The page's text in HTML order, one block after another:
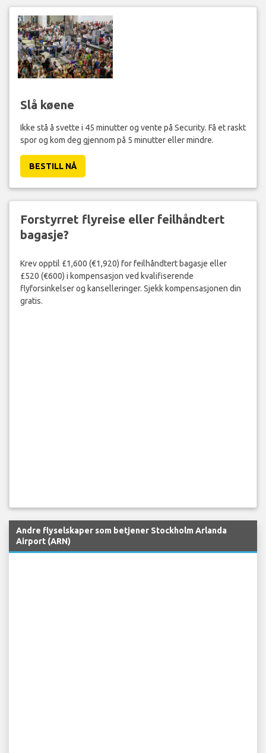
Slå køene
Ikke stå å svette i 45 minutter og vente på Security. Få et raskt
spor og kom deg gjennom på 5 minutter eller mindre.
bagasje?
Krev opptil £1,600 (€1,920) for feilhåndtert bagasje eller
£520 (€600) i kompensasjon ved kvalifiserende